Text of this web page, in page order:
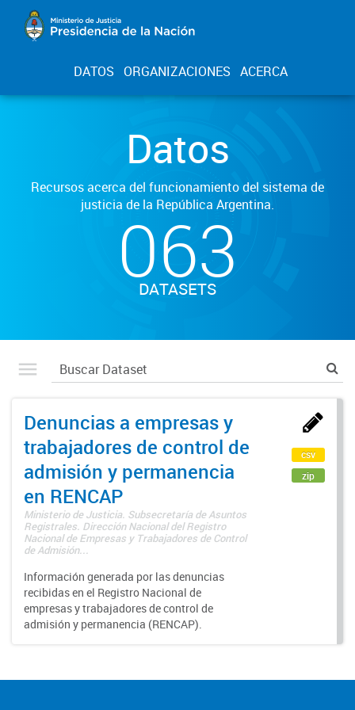
DATOS ORGANIZACIONES ACERCA
Datos
Recursos acerca del funcionamiento del sistema de
justicia de la República Argentina.
063
DATASETS
Denuncias a empresas y
trabajadores de control de
admisión y permanencia
en RENCAP
Ministerio de Justicia. Subsecretaría de Asuntos
Registrales. Dirección Nacional del Registro
Nacional de Empresas y Trabajadores de Control
de Admisión...
Información generada por las denuncias
recibidas en el Registro Nacional de
empresas y trabajadores de control de
admisión y permanencia (RENCAP).
csv
zip